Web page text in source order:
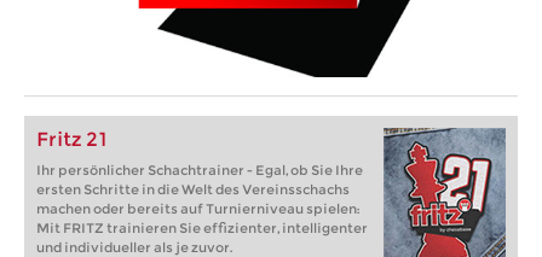
Fritz 21
Ihr persönlicher Schachtrainer - Egal, ob Sie Ihre
ersten Schritte in die Welt des Vereinsschachs
machen oder bereits auf Turnierniveau spielen:
Mit FRITZ trainieren Sie effizienter, intelligenter
und individueller als je zuvor.